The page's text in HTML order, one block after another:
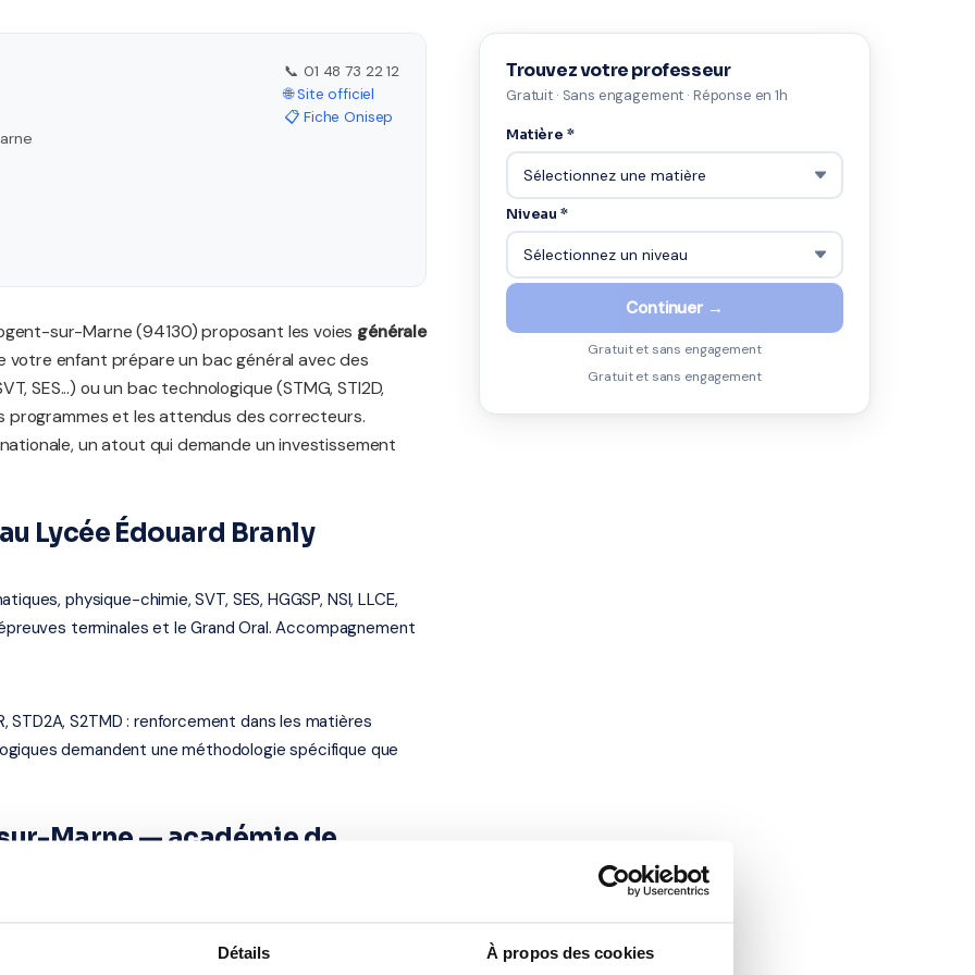
Détails À propos des cookies
📞 01 48 73 22 12
🌐 Site officiel
📋 Fiche Onisep
sur-Marne (94130) proposant les voies générale
votre enfant prépare un bac général avec des
SES...) ou un bac technologique (STMG, STI2D,
programmes et les attendus des correcteurs.
un atout qui demande un investissement
Lycée Édouard Branly
physique-chimie, SVT, SES, HGGSP, NSI, LLCE,
terminales et le Grand Oral. Accompagnement
STD2A, S2TMD : renforcement dans les matières
demandent une méthodologie spécifique que
Marne — académie de
et alentours. Tous ouvrent droit au
Trouvez votre professeur
Gratuit · Sans engagement · Réponse en 1h
Matière *
Niveau *
Continuer →
Gratuit et sans engagement
Gratuit et sans engagement